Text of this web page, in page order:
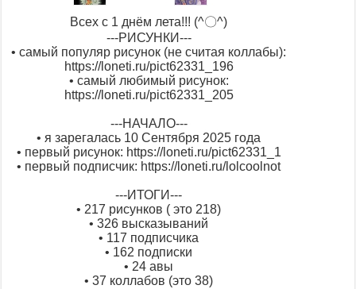
Всех с 1 днём лета!!! (^〇^)
---РИСУНКИ---
• самый популяр рисунок (не считая коллабы):
https://loneti.ru/pict62331_196
• самый любимый рисунок:
https://loneti.ru/pict62331_205
---НАЧАЛО---
• я зарегалась 10 Сентября 2025 года
• первый рисунок: https://loneti.ru/pict62331_1
• первый подписчик: https://loneti.ru/lolcoolnot
---ИТОГИ---
• 217 рисунков ( это 218)
• 326 высказываний
• 117 подписчика
• 162 подписки
• 24 авы
• 37 коллабов (это 38)